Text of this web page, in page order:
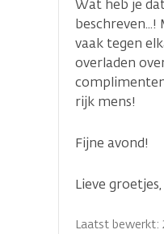
Wat heb je
vaak tegen
overladen
rijk mens!
Fijne avond!
Lieve
Laatst bewerkt: